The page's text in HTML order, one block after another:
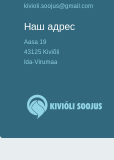
kivioli.soojus@gmail.com
Наш адрес
Aasa 19
43125 Kiviõli
Ida-Virumaa